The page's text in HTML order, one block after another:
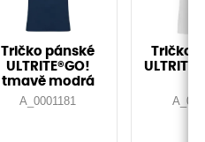
Tričko pánské
ULTRITE®GO!
tmavě modrá
A_0001181
Tričko